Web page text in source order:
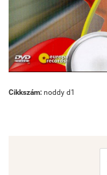
Cikkszám: noddy d1